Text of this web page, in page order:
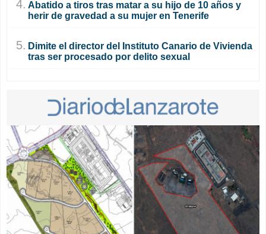
4. Abatido a tiros tras matar a su hijo de 10 años y
herir de gravedad a su mujer en Tenerife
5. Dimite el director del Instituto Canario de Vivienda
tras ser procesado por delito sexual